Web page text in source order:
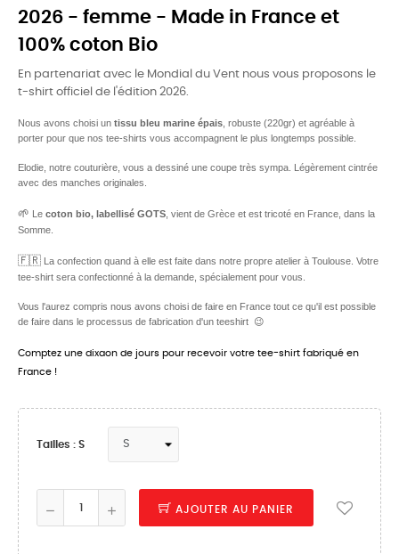
2026 - femme - Made in France et
100% coton Bio
En partenariat avec le Mondial du Vent nous vous proposons le
t-shirt officiel de l'édition 2026.
Nous avons choisi un tissu bleu marine épais , robuste (220gr) et agréable à
porter pour que nos tee-shirts vous accompagnent le plus longtemps possible.
Elodie, notre couturière, vous a dessiné une coupe très sympa. Légèrement cintrée
avec des manches originales.
🌱 Le coton bio, labellisé GOTS , vient de Grèce et est tricoté en France, dans la
Somme.
🇫🇷 La confection quand à elle est faite dans notre propre atelier à Toulouse. Votre
tee-shirt sera confectionné à la demande, spécialement pour vous.
Vous l'aurez compris nous avons choisi de faire en France tout ce qu'il est possible
de faire dans le processus de fabrication d'un teeshirt 😉
Comptez une dixaon de jours pour recevoir votre tee-shirt fabriqué en
France !
Tailles : S
AJOUTER AU PANIER